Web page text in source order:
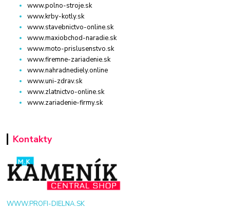
www.polno-stroje.sk
www.krby-kotly.sk
www.stavebnictvo-online.sk
www.maxiobchod-naradie.sk
www.moto-prislusenstvo.sk
www.firemne-zariadenie.sk
www.nahradnediely.online
www.uni-zdrav.sk
www.zlatnictvo-online.sk
www.zariadenie-firmy.sk
Kontakty
WWW.PROFI-DIELNA.SK